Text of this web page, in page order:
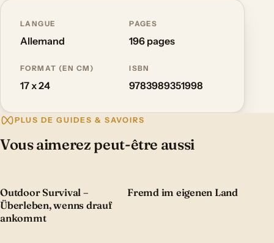
LANGUE
Allemand
PAGES
196 pages
FORMAT (EN CM)
17 x 24
ISBN
9783989351998
PLUS DE GUIDES & SAVOIRS
Vous aimerez peut-être aussi
Outdoor Survival –
Überleben, wenns drauf
ankommt
Fremd im eigenen Land